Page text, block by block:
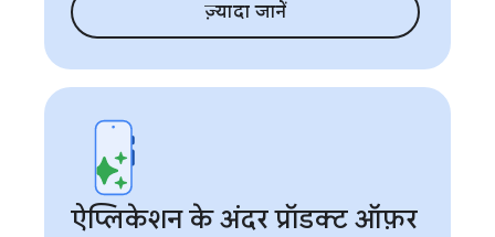
ज़्यादा जानें
ऐप्लिकेशन के अंदर प्रॉडक्ट ऑफ़र